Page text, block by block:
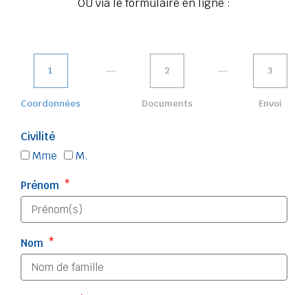
OU via le formulaire en ligne :
1
Coordonnées
2
Documents
3
Envoi
Civilité
Mme M.
Prénom
Nom